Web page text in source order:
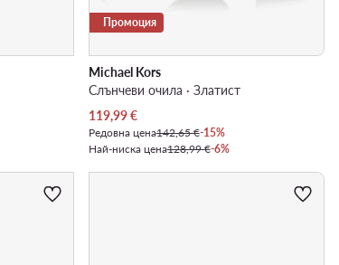
Промоция
Michael Kors
Слънчеви очила · Златист
Актуална цена
119,99€
Редовна цена142,65 €-15%
Най-ниска цена128,99 €-6%